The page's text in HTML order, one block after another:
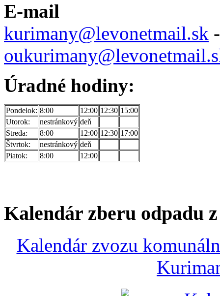
E-mail
kurimany@levonetmail.sk
Úradné hodiny:
Pondelok: 8:00 12:00 12:30 15:00
Utorok:
nestránkový deň
Streda:
8:00 12:00 12:30 17:00
Štvrtok:
nestránkový deň
Piatok:
8:00 12:00
Kalendár zberu odpadu
Kalendár zvozu